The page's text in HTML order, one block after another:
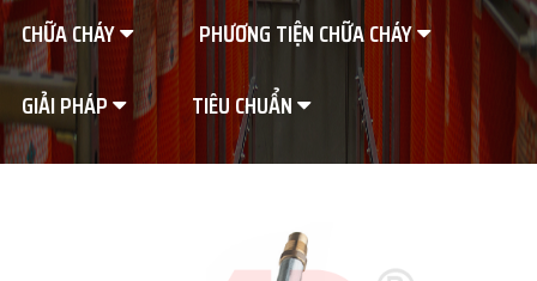
CHỮA CHÁY
PHƯƠNG TIỆN CHỮA CHÁY
GIẢI PHÁP
TIÊU CHUẨN